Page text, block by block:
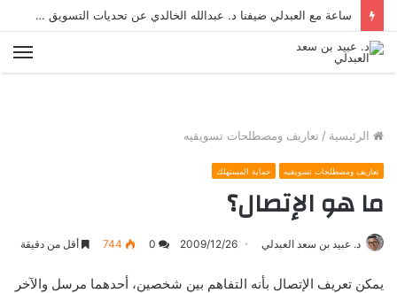
ساعة مع العبدلي ضيفنا د. عبدالله الخالدي عن تحديات التسويق في القطاع الثالث مع د. عبيد العبدلي
الرئيسية / تعاريف ومصطلحات تسويقيه
تعاريف ومصطلحات تسويقيه حماية المستهلك
ما هو الإتصال؟
د. عبيد بن سعد العبدلي 2009/12/26
0
744 أقل من دقيقة
يمكن تعريف الإتصال بأنه التفاهم بين شخصين، أحدهما مرسل والآخر